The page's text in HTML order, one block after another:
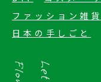
ファッション雑貨
日本の手しごと